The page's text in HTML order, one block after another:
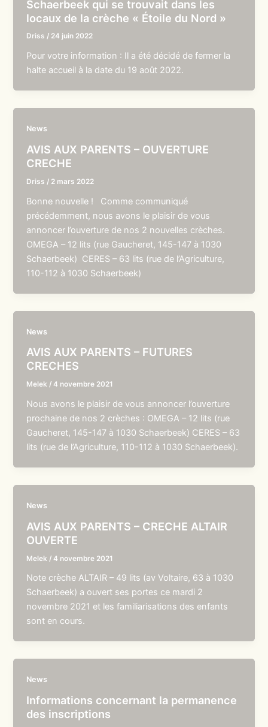
Schaerbeek qui se trouvait dans les
locaux de la crèche « Étoile du Nord »
Driss / 24 juin 2022
Pour votre information : Il a été décidé de fermer la
halte accueil à la date du 19 août 2022.
News
AVIS AUX PARENTS – OUVERTURE
CRECHE
Driss / 2 mars 2022
Bonne nouvelle ! Comme communiqué
précédemment, nous avons le plaisir de vous
annoncer l’ouverture de nos 2 nouvelles crèches.
OMEGA – 12 lits (rue Gaucheret, 145-147 à 1030
Schaerbeek) CERES – 63 lits (rue de l’Agriculture,
110-112 à 1030 Schaerbeek)
News
AVIS AUX PARENTS – FUTURES
CRECHES
Melek /4 novembre 2021
Nous avons le plaisir de vous annoncer l’ouverture
prochaine de nos 2 crèches : OMEGA – 12 lits (rue
Gaucheret, 145-147 à 1030 Schaerbeek) CERES – 63
lits (rue de l’Agriculture, 110-112 à 1030 Schaerbeek).
News
AVIS AUX PARENTS – CRECHE ALTAIR
OUVERTE
Melek /4 novembre 2021
Note crèche ALTAIR – 49 lits (av Voltaire, 63 à 1030
Schaerbeek) a ouvert ses portes ce mardi 2
novembre 2021 et les familiarisations des enfants
sont en cours.
News
Informations concernant la permanence
des inscriptions